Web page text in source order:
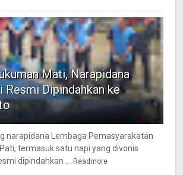
Mati, Narapidana
Resmi Dipindahkan ke
narapidana Lembaga Pemasyarakatan
termasuk satu napi yang divonis
dipindahkan ...
Readmore